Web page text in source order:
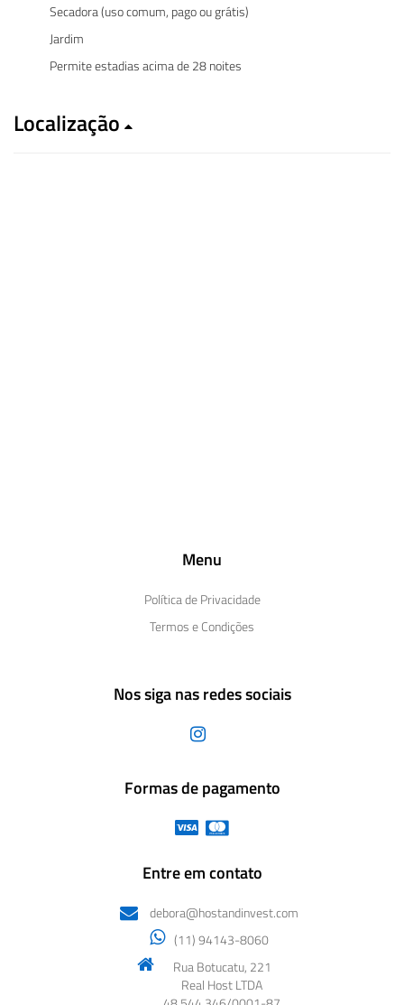
Secadora (uso comum, pago ou grátis)
Jardim
Permite estadias acima de 28 noites
Localização
Menu
Política de Privacidade
Termos e Condições
Nos siga nas redes sociais
Formas de pagamento
Entre em contato
debora@hostandinvest.com
(11) 94143-8060
Rua Botucatu, 221
Real Host LTDA